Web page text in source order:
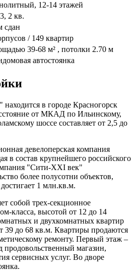
12-14 этажей
2 кв.
сдан
/ 149 квартир
39-68 м² , потолки 2.70 м
автостоянка
в городе Красногорск
от МКАД по Ильинскому,
шоссе составляет от 2,5 до
девелоперская компания
в состав крупнейшего российского
"Сити-XXI век"
более полусотни объектов,
1 млн.кв.м.
собой трех-секционное
класса, высотой от 12 до 14
и двухкомнатных квартир
39 до 68 кв.м. Квартиры продаются
ремонту. Первый этаж –
продовольственный магазин,
сервисных услуг. Во дворе